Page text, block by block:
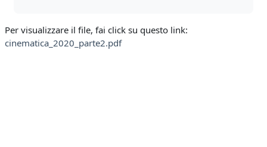
Per visualizzare il file, fai click su questo link:
cinematica_2020_parte2.pdf